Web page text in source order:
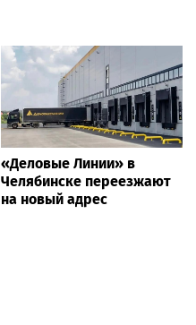
«Деловые Линии» в
Челябинске переезжают
на новый адрес